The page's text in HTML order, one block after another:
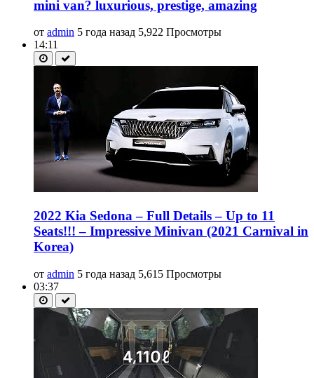
mini van? luxurious, prestige, amazing
от admin 5 года назад 5,922 Просмотры
14:11
2022 Kia Sedona – Full Details – Up to 11
Seats!!! – Impressive Minivan (2021 Carnival in
Korea)
от admin 5 года назад 5,615 Просмотры
03:37